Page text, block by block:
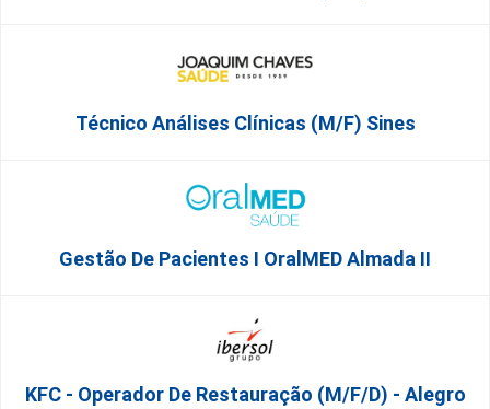
Técnico Análises Clínicas (M/F) Sines
Gestão De Pacientes I OralMED Almada II
KFC - Operador De Restauração (m/f/d) - Alegro